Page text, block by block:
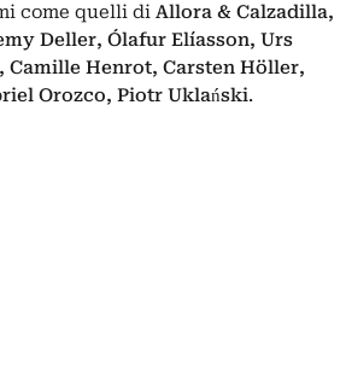
come quelli di Allora & Calzadilla,
Deller, Ólafur Elíasson, Urs
Camille Henrot, Carsten Höller,
Orozco, Piotr Uklański.